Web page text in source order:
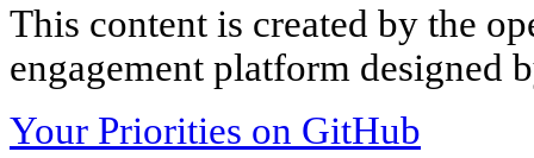
This content is created by the
engagement platform designed
Your Priorities on GitHub